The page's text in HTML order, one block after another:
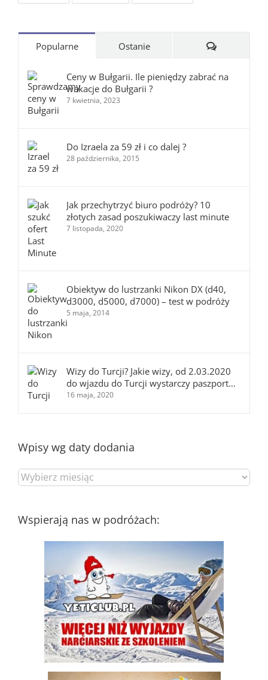
Popularne Ostanie Komentarze
Ceny w Bułgarii. Ile pieniędzy zabrać na
wakacje do Bułgarii ?
7 kwietnia, 2023
Do Izraela za 59 zł i co dalej ?
28 października, 2015
Jak przechytrzyć biuro podróży? 10
złotych zasad poszukiwaczy last minute
7 listopada, 2020
Obiektyw do lustrzanki Nikon DX (d40,
d3000, d5000, d7000) – test w podróży
5 maja, 2014
Wizy do Turcji? Jakie wizy, od 2.03.2020
do wjazdu do Turcji wystarczy paszport…
16 maja, 2020
Wpisy wg daty dodania
Wpisy
wg
Wspierają nas w podróżach: